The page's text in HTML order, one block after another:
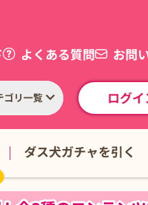
よくある質問 お問
ゴリ一覧 ログイ
ダス犬ガチャを引く